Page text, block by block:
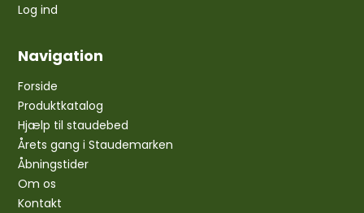
Log ind
Navigation
Forside
Produktkatalog
Hjælp til staudebed
Årets gang i Staudemarken
Åbningstider
Om os
Kontakt